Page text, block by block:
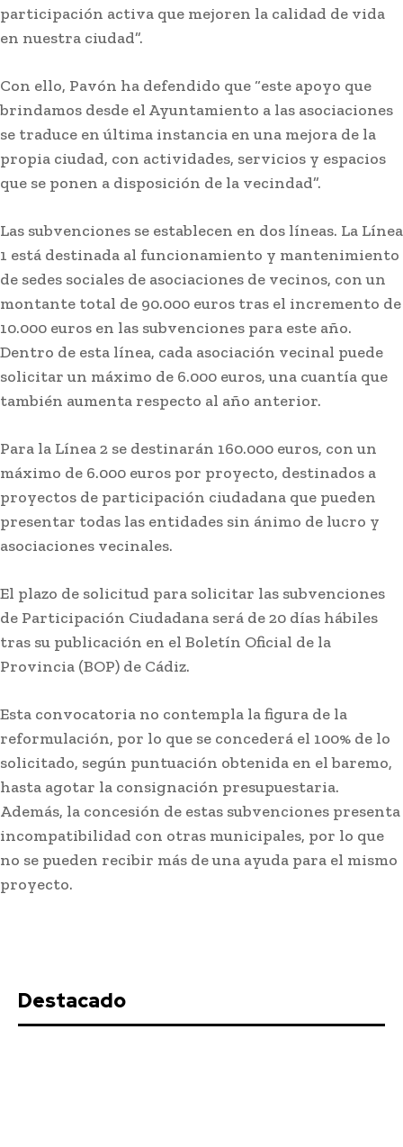
Actualidad
Almonte habilitará un espacio en la Venida de la
Virgen del Rocío para las personas mayores y
con discapacidad
Deportes
El primer ciclo de las carreras de caballos de
Sanlúcar arranca este sábado
Stay on top of what's going on
with our subscription deal!
SUBSCRIBE
Actualidad VIEW ALL
participación activa que mejoren la calidad de vida
en nuestra ciudad”.
Con ello, Pavón ha defendido que “este apoyo que
brindamos desde el Ayuntamiento a las asociaciones
se traduce en última instancia en una mejora de la
propia ciudad, con actividades, servicios y espacios
que se ponen a disposición de la vecindad”.
Las subvenciones se establecen en dos líneas. La Línea
1 está destinada al funcionamiento y mantenimiento
de sedes sociales de asociaciones de vecinos, con un
montante total de 90.000 euros tras el incremento de
10.000 euros en las subvenciones para este año.
Dentro de esta línea, cada asociación vecinal puede
solicitar un máximo de 6.000 euros, una cuantía que
también aumenta respecto al año anterior.
Para la Línea 2 se destinarán 160.000 euros, con un
máximo de 6.000 euros por proyecto, destinados a
proyectos de participación ciudadana que pueden
presentar todas las entidades sin ánimo de lucro y
asociaciones vecinales.
El plazo de solicitud para solicitar las subvenciones
de Participación Ciudadana será de 20 días hábiles
tras su publicación en el Boletín Oficial de la
Provincia (BOP) de Cádiz.
Esta convocatoria no contempla la figura de la
reformulación, por lo que se concederá el 100% de lo
solicitado, según puntuación obtenida en el baremo,
hasta agotar la consignación presupuestaria.
Además, la concesión de estas subvenciones presenta
incompatibilidad con otras municipales, por lo que
no se pueden recibir más de una ayuda para el mismo
proyecto.
Destacado